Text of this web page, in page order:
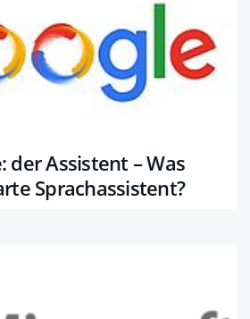
der Assistent – Was
Sprachassistent?